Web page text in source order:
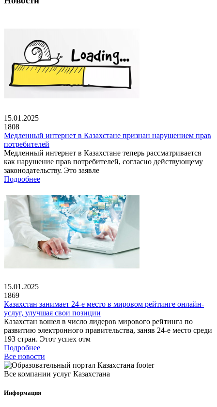
15.01.2025
1808
Медленный интернет в Казахстане признан нарушением прав
потребителей
Медленный интернет в Казахстане теперь рассматривается
как нарушение прав потребителей, согласно действующему
законодательству. Это заявле
Подробнее
15.01.2025
1869
Казахстан занимает 24-е место в мировом рейтинге онлайн-
услуг, улучшая свои позиции
Казахстан вошел в число лидеров мирового рейтинга по
развитию электронного правительства, заняв 24-е место среди
193 стран. Этот успех отм
Подробнее
Все новости
Все компании услуг Казахстана
Информация